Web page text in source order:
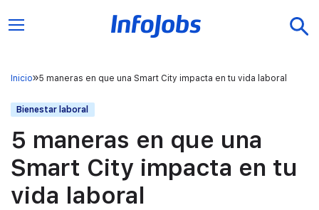
Inicio 5 maneras en que una Smart City impacta en tu vida laboral
Bienestar laboral
5 maneras en que una
Smart City impacta en tu
vida laboral